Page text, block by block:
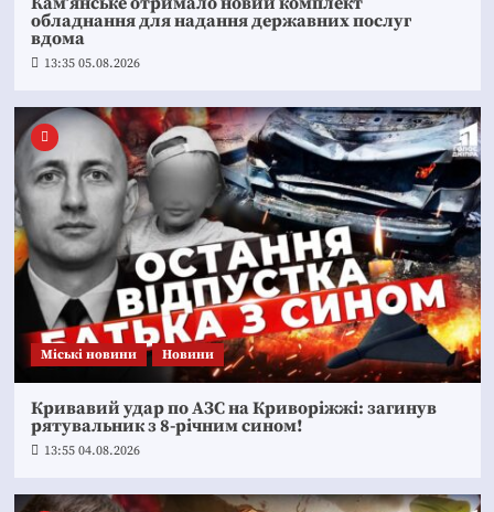
обладнання для надання державних послуг
вдома
13:35 05.08.2026
Mіські новини Новини
Кривавий удар по АЗС на Криворіжжі: загинув
рятувальник з 8-річним сином!
13:55 04.08.2026